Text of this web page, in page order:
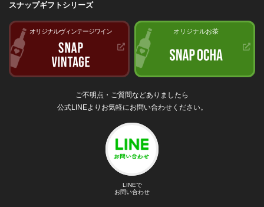
スナップギフトシリーズ
オリジナルヴィンテージワイン オリジナルお茶
ご不明点・ご質問などありましたら
公式LINEよりお気軽にお問い合わせください。
LINEで
お問い合わせ